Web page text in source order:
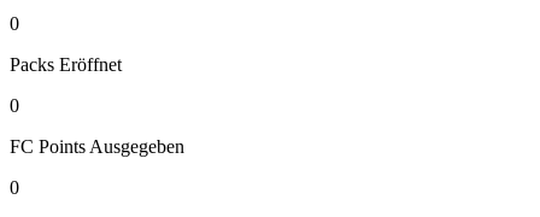
0
Packs Eröffnet
0
FC Points Ausgegeben
0